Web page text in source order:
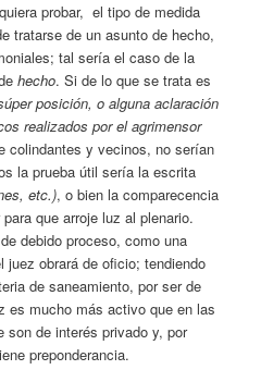
probar, el tipo de medida
tratarse de un asunto de hecho,
tal sería el caso de la
hecho. Si de lo que se trata es
posición, o alguna aclaración
realizados por el agrimensor
colindantes y vecinos, no serían
la prueba útil sería la escrita
etc.), o bien la comparecencia
que arroje luz al plenario.
debido proceso, como una
obrará de oficio; tendiendo
de saneamiento, por ser de
es mucho más activo que en las
son de interés privado y, por
preponderancia.